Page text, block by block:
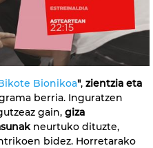
Bionikoa", zientzia eta
berria. Inguratzen
gain, giza
neurtuko dituzte,
bidez. Horretarako